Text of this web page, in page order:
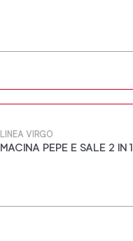
LINEA VIRGO
MACINA PEPE E SALE 2 IN 1